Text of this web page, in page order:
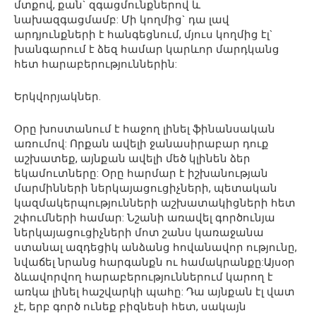
մտքով, քան` զգացմունքներով և
նախազգացմամբ: Մի կողմից` դա լավ
արդյունքների է հանգեցնում, մյուս կողմից էլ`
խանգարում է ձեզ համար կարևոր մարդկանց
հետ հարաբերություններին:
Երկվորյակներ.
Օրը խոստանում է հաջող լինել ֆինանսական
առումով: Որքան ավելի ջանասիրաբար դուք
աշխատեք, այնքան ավելի մեծ կլինեն ձեր
եկամուտները: Օրը հարմար է իշխանության
մարմինների ներկայացուցիչների, պետական
կազմակերպությունների աշխատակիցների հետ
շփումների համար: Նշանի առավել գործունյա
ներկայացուցիչների մոտ շանս կառաջանա
ստանալ ազդեցիկ անձանց հովանավոր ությունը,
նվաճել նրանց հարգանքն ու համակրանքը:Այսօր
ձևավորվող հարաբերություններում կարող է
առկա լինել հաշվարկի պահը: Դա այնքան էլ վատ
չէ, երբ գործ ունեք բիզնեսի հետ, սակայն